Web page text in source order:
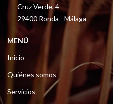
Cruz Verde, 4
29400 Ronda - Málaga
MENÚ
Inicio
Quiénes somos
Servicios